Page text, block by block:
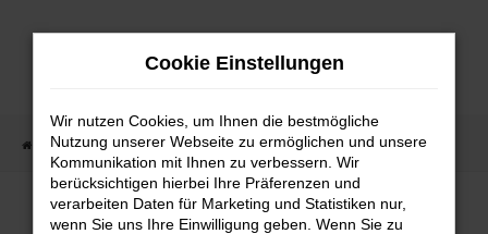
Zum
Startseite Fahrzeugangebote Fahrzeugmarkt
Fahrzeugmarkt
Cookie Einstellungen
Wir nutzen Cookies, um Ihnen die bestmögliche
Nutzung unserer Webseite zu ermöglichen und unsere
Kommunikation mit Ihnen zu verbessern. Wir
berücksichtigen hierbei Ihre Präferenzen und
verarbeiten Daten für Marketing und Statistiken nur,
wenn Sie uns Ihre Einwilligung geben. Wenn Sie zu